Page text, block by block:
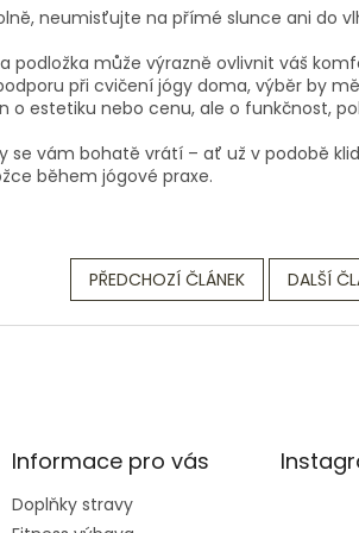
neumisťujte na přímé slunce ani do
podložka může výrazně ovlivnit váš
při cvičení jógy doma, výběr by
o estetiku nebo cenu, ale o funkčnost,
se vám bohatě vrátí – ať už v podobě
během jógové praxe.
PŘEDCHOZÍ ČLÁNEK DALŠÍ
Informace pro vás
Doplňky stravy